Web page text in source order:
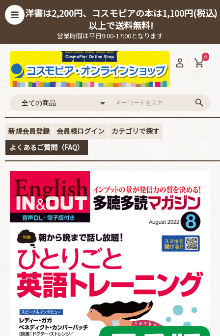
洋書は2,200円、コスモピアの本は1,100円(税込)
以上で送料無料!
営業時間は平日9:00-17:00となります
0
新規会員登録 会員様ログイン
カテゴリで探す
よくあるご質問（FAQ）